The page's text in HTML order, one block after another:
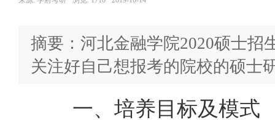
摘要：河北金融学院2020硕士招
关注好自己想报考的院校的硕士
一、培养目标及模式